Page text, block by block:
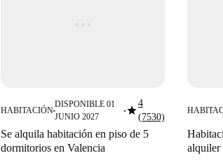
HABITACIÓN■
DISPONIBLE 01
JUNIO 2027
■star4
(7530)
Se alquila habitación en piso de 5
dormitorios en Valencia
alquiler